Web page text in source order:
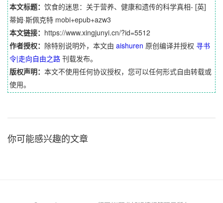
本文标题： 饮食的迷思：关于营养、健康和遗传的科学真相- [英]
蒂姆·斯佩克特 mobi+epub+azw3
本文链接： https://www.xingjunyi.cn/?id=5512
作者授权： 除特别说明外，本文由 aishuren 原创编译并授权 寻书
令|走向自由之路 刊载发布。
版权声明： 本文不使用任何协议授权，您可以任何形式自由转载或
使用。
你可能感兴趣的文章